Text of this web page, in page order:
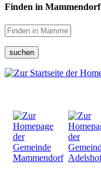
Finden in Mammendorf
suchen